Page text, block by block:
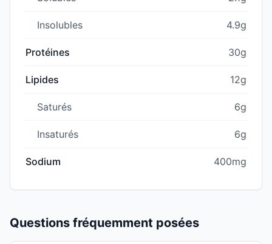
Insolubles 4.9g
Protéines 30g
Lipides 12g
Saturés 6g
Insaturés 6g
Sodium 400mg
Questions fréquemment posées